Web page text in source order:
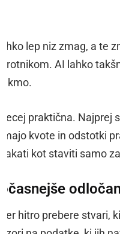
lep niz zmag, a te
AI lahko
praktična.
kvote in odstotki
kot staviti samo
hitro prebere stvari,